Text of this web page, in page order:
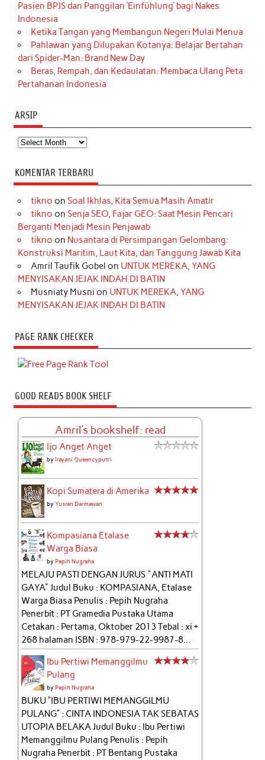
Pasien BPJS dan Panggilan ‘Einfühlung’ bagi Nakes
Indonesia
Ketika Tangan yang Membangun Negeri Mulai Menua
Pahlawan yang Dilupakan Kotanya: Belajar Bertahan
dari Spider-Man: Brand New Day
Beras, Rempah, dan Kedaulatan: Membaca Ulang Peta
Pertahanan Indonesia
ARSIP
Arsip
KOMENTAR TERBARU
tikno on Soal Ikhlas, Kita Semua Masih Amatir
tikno on Senja SEO, Fajar GEO: Saat Mesin Pencari
Berganti Menjadi Mesin Penjawab
tikno on Nusantara di Persimpangan Gelombang:
Konstruksi Maritim, Laut Kita, dan Tanggung Jawab Kita
Amril Taufik Gobel on UNTUK MEREKA, YANG
MENYISAKAN JEJAK INDAH DI BATIN
Musniaty Musni on UNTUK MEREKA, YANG
MENYISAKAN JEJAK INDAH DI BATIN
PAGE RANK CHECKER
GOOD READS BOOK SHELF
Amril's bookshelf: read
Ijo Anget Anget
byIrayani Queencyputri
Kopi Sumatera di Amerika
byYusran Darmawan
Kompasiana Etalase
Warga Biasa
byPepih Nugraha
MELAJU PASTI DENGAN JURUS "ANTI MATI
GAYA" Judul Buku : KOMPASIANA, Etalase
Warga Biasa Penulis : Pepih Nugraha
Penerbit : PT Gramedia Pustaka Utama
Cetakan : Pertama, Oktober 2013 Tebal : xi +
268 halaman ISBN : 978-979-22-9987-8...
Ibu Pertiwi Memanggilmu
Pulang
byPepih Nugraha
BUKU “IBU PERTIWI MEMANGGILMU
PULANG” : CINTA INDONESIA TAK SEBATAS
UTOPIA BELAKA Judul Buku : Ibu Pertiwi
Memanggilmu Pulang Penulis : Pepih
Nugraha Penerbit : PT Bentang Pustaka